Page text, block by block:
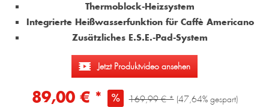
Thermoblock-Heizsystem
Integrierte Heißwasserfunktion für Caffè Americano
Zusätzliches E.S.E.-Pad-System
Jetzt Produktvideo ansehen
89,00 € * 169,99 € * (47,64% gespart)